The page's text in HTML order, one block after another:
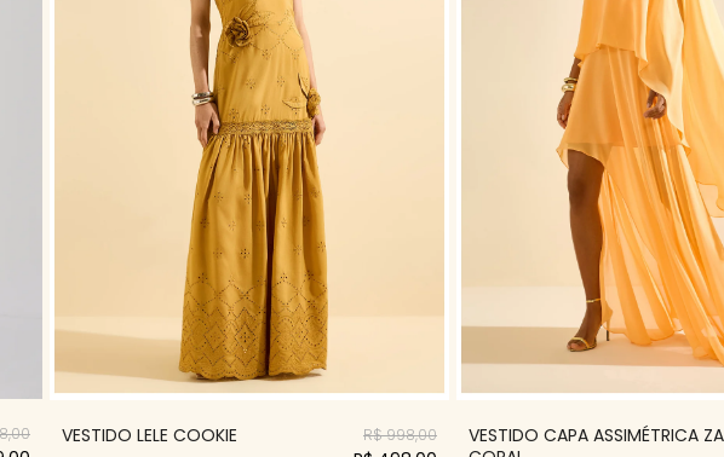
VESTIDO LELE COOKIE R$ 998,00
VESTIDO CAPA ASSIMÉTRICA